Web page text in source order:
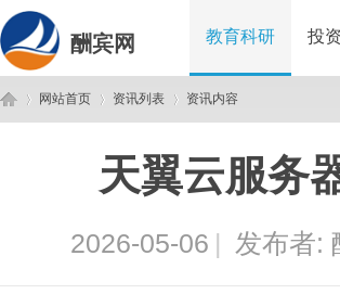
酬宾网 教育科研 投
网站首页 资讯列表
›
资讯内容
天翼云服务
2026-05-06 | 发布者: